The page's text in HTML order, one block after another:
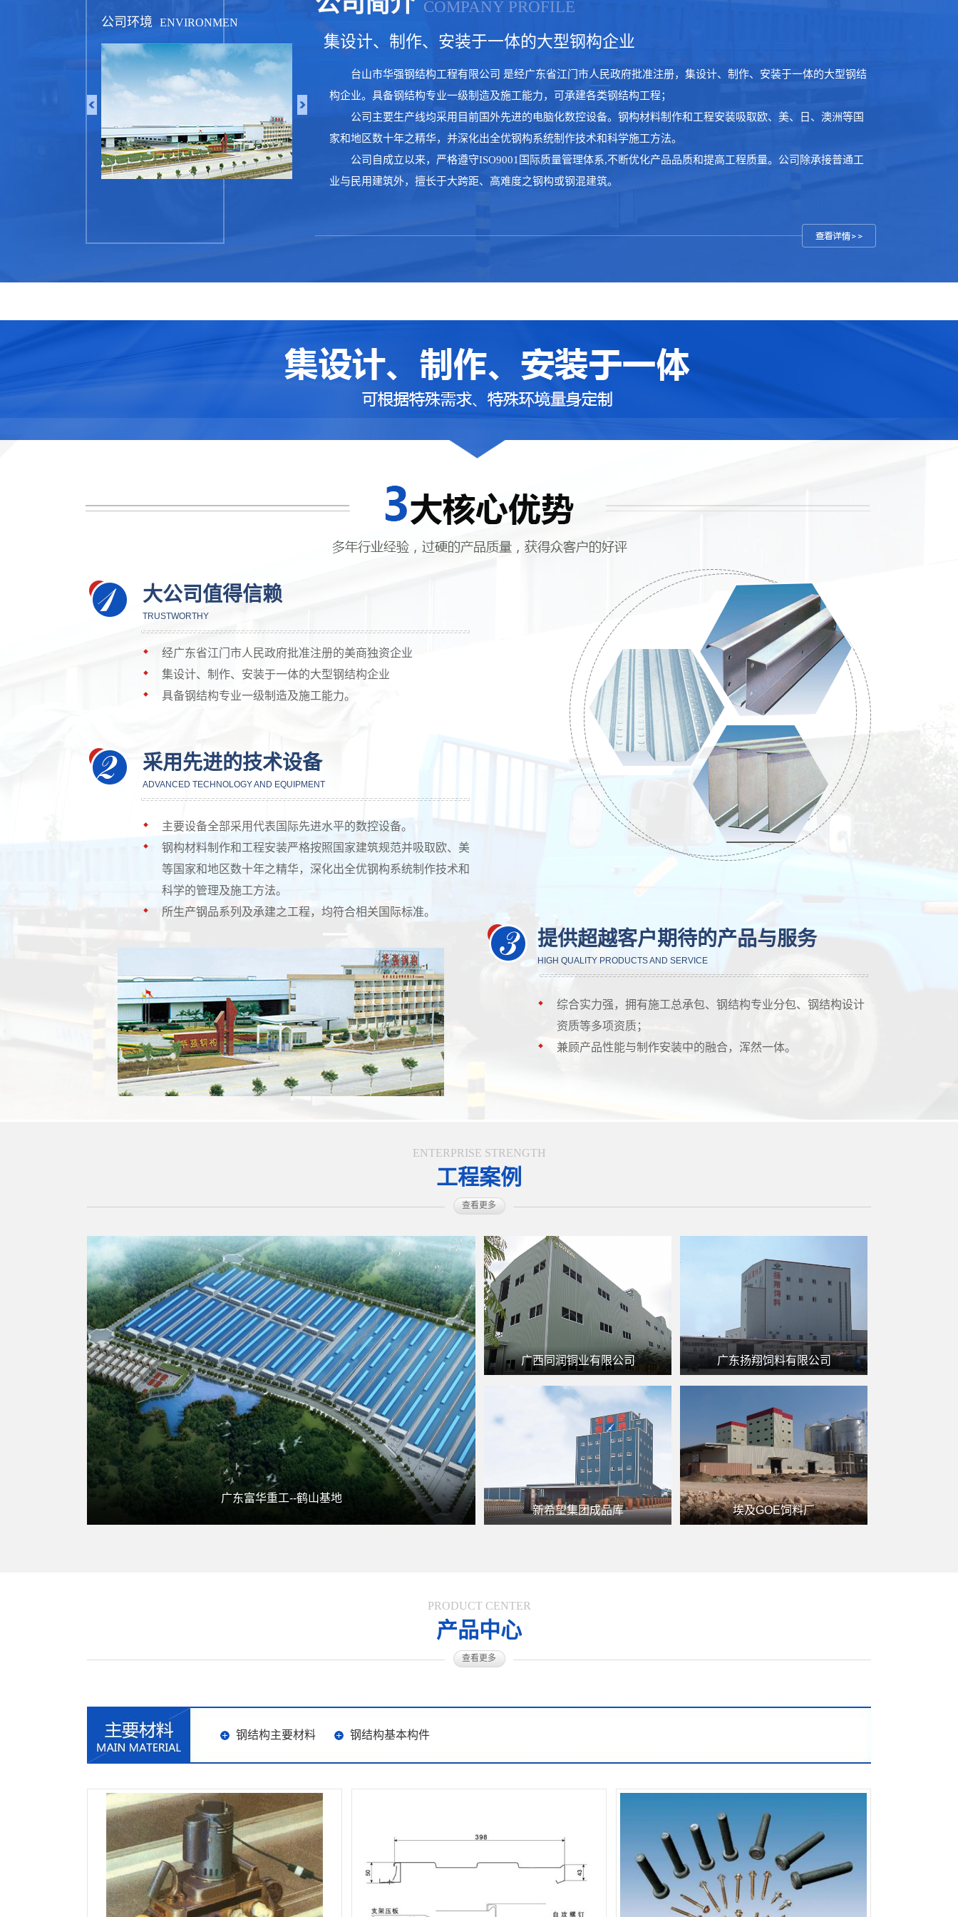
公司环境 ENVIRONMEN
COMPANY PROFILE
集设计、制作、安装于一体的大型钢构企业
台山市华强钢结构工程有限公司 是经广东省江门市人民政府批准注册，集设计、制作、安装于一体的大型钢结
构企业。具备钢结构专业一级制造及施工能力，可承建各类钢结构工程；
公司主要生产线均采用目前国外先进的电脑化数控设备。钢构材料制作和工程安装吸取欧、美、日、澳洲等国
家和地区数十年之精华，并深化出全优钢构系统制作技术和科学施工方法。
公司自成立以来，严格遵守ISO9001国际质量管理体系,不断优化产品品质和提高工程质量。公司除承接普通工
业与民用建筑外，擅长于大跨距、高难度之钢构或钢混建筑。
大公司值得信赖
TRUSTWORTHY
经广东省江门市人民政府批准注册的美商独资企业
集设计、制作、安装于一体的大型钢结构企业
具备钢结构专业一级制造及施工能力。
采用先进的技术设备
ADVANCED TECHNOLOGY AND EQUIPMENT
主要设备全部采用代表国际先进水平的数控设备。
钢构材料制作和工程安装严格按照国家建筑规范并吸取欧、美
等国家和地区数十年之精华，深化出全优钢构系统制作技术和
科学的管理及施工方法。
所生产钢品系列及承建之工程，均符合相关国际标准。
提供超越客户期待的产品与服务
HIGH QUALITY PRODUCTS AND SERVICE
综合实力强，拥有施工总承包、钢结构专业分包、钢结构设计
资质等多项资质；
兼顾产品性能与制作安装中的融合，浑然一体。
ENTERPRISE STRENGTH
工程案例
查看更多
广东富华重工--鹤山基地
广西同润铜业有限公司 广东扬翔饲料有限公司
新希望集团成品库 埃及GOE饲料厂
PRODUCT CENTER
产品中心
查看更多
钢结构主要材料 钢结构基本构件